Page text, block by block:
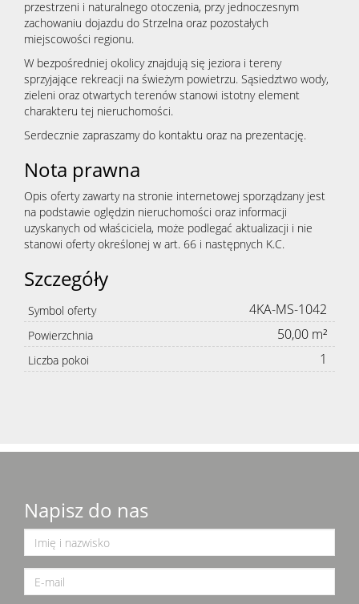
przestrzeni i naturalnego otoczenia, przy jednoczesnym
zachowaniu dojazdu do Strzelna oraz pozostałych
miejscowości regionu.
W bezpośredniej okolicy znajdują się jeziora i tereny
sprzyjające rekreacji na świeżym powietrzu. Sąsiedztwo wody,
zieleni oraz otwartych terenów stanowi istotny element
charakteru tej nieruchomości.
Serdecznie zapraszamy do kontaktu oraz na prezentację.
Nota prawna
Opis oferty zawarty na stronie internetowej sporządzany jest
na podstawie oględzin nieruchomości oraz informacji
uzyskanych od właściciela, może podlegać aktualizacji i nie
stanowi oferty określonej w art. 66 i następnych K.C.
Szczegóły
Symbol oferty 4KA-MS-1042
Powierzchnia 50,00 m²
Liczba pokoi 1
Napisz do nas